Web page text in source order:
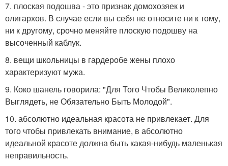
7. плоская подошва - это признак домохозяек и
олигархов. В случае если вы себя не относите ни к тому,
ни к другому, срочно меняйте плоскую подошву на
высоченный каблук.
8. вещи школьницы в гардеробе жены плохо
характеризуют мужа.
9. Коко шанель говорила: "Для Того Чтобы Великолепно
Выглядеть, не Обязательно Быть Молодой".
10. абсолютно идеальная красота не привлекает. Для
того чтобы привлекать внимание, в абсолютно
идеальной красоте должна быть какая-нибудь маленькая
неправильность.